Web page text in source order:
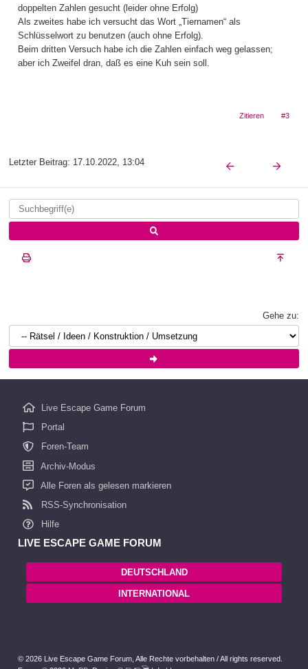
doppelten Zahlen gesucht (leider ohne Erfolg)
Als zweites habe ich versucht das Wort „Tiernamen“ als
Schlüsselwort zu benutzen (auch ohne Erfolg).
Beim dritten Versuch habe ich die Zahlen einfach weg gelassen;
aber ich Zweifel dran, daß es eine Kuh sein soll.
Zitieren #3
Letzter Beitrag: 17.10.2022, 13:04
Gehe zu:
Live Escape Game Forum
Portal
Foren-Team
Archiv-Modus
Alle Foren als gelesen markieren
RSS-Synchronisation
Hilfe
LIVE ESCAPE GAME FORUM
DEUTSCHLAND
INTERNATIONAL
© 2026 Live Escape Game Forum, Alle Rechte vorbehalten / All rights reserved.